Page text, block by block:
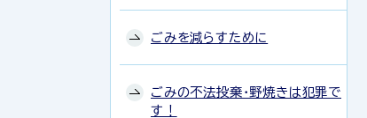
ごみを減らすために
ごみの不法投棄・野焼きは犯罪で
す！